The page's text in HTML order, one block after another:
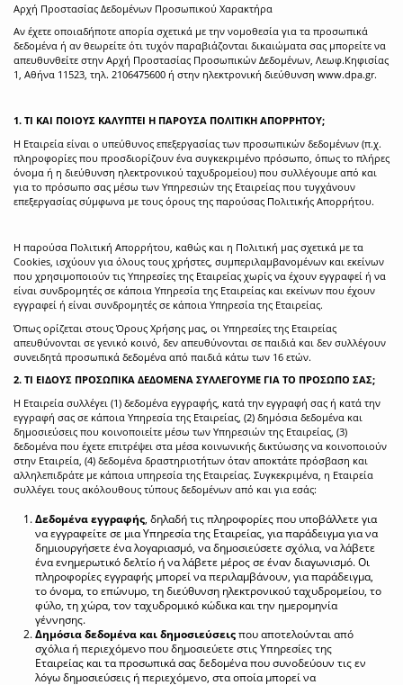
Αρχή Προστασίας Δεδομένων Προσωπικού Χαρακτήρα
Αν έχετε οποιαδήποτε απορία σχετικά με την νομοθεσία για τα προσωπικά
δεδομένα ή αν θεωρείτε ότι τυχόν παραβιάζονται δικαιώματα σας μπορείτε να
απευθυνθείτε στην Αρχή Προστασίας Προσωπικών Δεδομένων, Λεωφ.Κηφισίας
1, Αθήνα 11523, τηλ. 2106475600 ή στην ηλεκτρονική διεύθυνση www.dpa.gr.
1. ΤΙ ΚΑΙ ΠΟΙΟΥΣ ΚΑΛΥΠΤΕΙ Η ΠΑΡΟΥΣΑ ΠΟΛΙΤΙΚΗ ΑΠΟΡΡΗΤΟΥ;
Η Εταιρεία είναι ο υπεύθυνος επεξεργασίας των προσωπικών δεδομένων (π.χ.
πληροφορίες που προσδιορίζουν ένα συγκεκριμένο πρόσωπο, όπως το πλήρες
όνομα ή η διεύθυνση ηλεκτρονικού ταχυδρομείου) που συλλέγουμε από και
για το πρόσωπο σας μέσω των Υπηρεσιών της Εταιρείας που τυγχάνουν
επεξεργασίας σύμφωνα με τους όρους της παρούσας Πολιτικής Απορρήτου.
Η παρούσα Πολιτική Απορρήτου, καθώς και η Πολιτική μας σχετικά με τα
Cookies, ισχύουν για όλους τους χρήστες, συμπεριλαμβανομένων και εκείνων
που χρησιμοποιούν τις Υπηρεσίες της Εταιρείας χωρίς να έχουν εγγραφεί ή να
είναι συνδρομητές σε κάποια Υπηρεσία της Εταιρείας και εκείνων που έχουν
εγγραφεί ή είναι συνδρομητές σε κάποια Υπηρεσία της Εταιρείας.
Όπως ορίζεται στους Όρους Χρήσης μας, οι Υπηρεσίες της Εταιρείας
απευθύνονται σε γενικό κοινό, δεν απευθύνονται σε παιδιά και δεν συλλέγουν
συνειδητά προσωπικά δεδομένα από παιδιά κάτω των 16 ετών.
2. ΤΙ ΕΙΔΟΥΣ ΠΡΟΣΩΠΙΚΑ ΔΕΔΟΜΕΝΑ ΣΥΛΛΕΓΟΥΜΕ ΓΙΑ ΤΟ ΠΡΟΣΩΠΟ ΣΑΣ;
Η Εταιρεία συλλέγει (1) δεδομένα εγγραφής, κατά την εγγραφή σας ή κατά την
εγγραφή σας σε κάποια Υπηρεσία της Εταιρείας, (2) δημόσια δεδομένα και
δημοσιεύσεις που κοινοποιείτε μέσω των Υπηρεσιών της Εταιρείας, (3)
δεδομένα που έχετε επιτρέψει στα μέσα κοινωνικής δικτύωσης να κοινοποιούν
στην Εταιρεία, (4) δεδομένα δραστηριοτήτων όταν αποκτάτε πρόσβαση και
αλληλεπιδράτε με κάποια υπηρεσία της Εταιρείας. Συγκεκριμένα, η Εταιρεία
συλλέγει τους ακόλουθους τύπους δεδομένων από και για εσάς:
Δεδομένα εγγραφής, δηλαδή τις πληροφορίες που υποβάλλετε για
να εγγραφείτε σε μια Υπηρεσία της Εταιρείας, για παράδειγμα για να
δημιουργήσετε ένα λογαριασμό, να δημοσιεύσετε σχόλια, να λάβετε
ένα ενημερωτικό δελτίο ή να λάβετε μέρος σε έναν διαγωνισμό. Οι
πληροφορίες εγγραφής μπορεί να περιλαμβάνουν, για παράδειγμα,
το όνομα, το επώνυμο, τη διεύθυνση ηλεκτρονικού ταχυδρομείου, το
φύλο, τη χώρα, τον ταχυδρομικό κώδικα και την ημερομηνία
γέννησης.
Δημόσια δεδομένα και δημοσιεύσειςπου αποτελούνται από
σχόλια ή περιεχόμενο που δημοσιεύετε στις Υπηρεσίες της
Εταιρείας και τα προσωπικά σας δεδομένα που συνοδεύουν τις εν
λόγω δημοσιεύσεις ή περιεχόμενο, στα οποία μπορεί να